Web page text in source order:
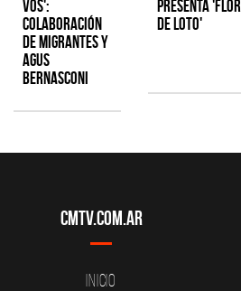
Vos':
colaboración
de Migrantes y
Agus
Bernasconi
presenta 'Flor
de Loto'
CMTV.com.ar
Inicio